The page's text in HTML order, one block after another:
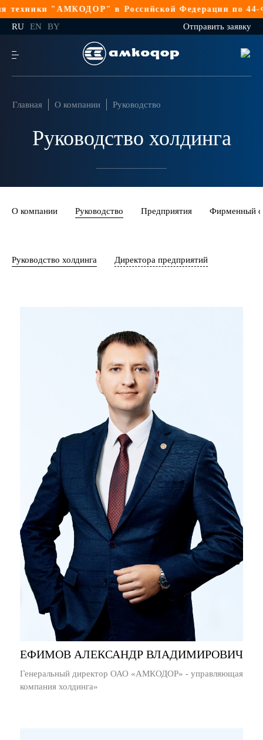
в Российской Федерации по 44-ФЗРеализация
RU EN BY Отправить заявку
Главная О компании Руководство
Руководство холдинга
О компании Руководство Предприятия Фирменный
Руководство холдинга Директора предприятий
ЕФИМОВ АЛЕКСАНДР ВЛАДИМИРОВИЧ
Генеральный директор ОАО «АМКОДОР» - управляющая
компания холдинга»